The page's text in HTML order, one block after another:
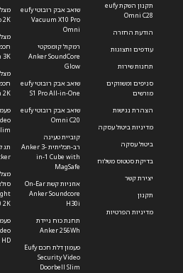
תקנון השקת eufy
Omni C28
הודעת החזרה
עודפים ותצוגות
תחנות שירות
סניפים ומשווקים
מורשים
הצהרת נגישות
מדיניות ביטול עסקה
ביטול עסקה
בדיקת סטטוס משלוח
יצירת קשר
תקנון
מדיניות הפרטיות
שואב אבק רובוטי eufy
Vacuum X10 Pro
Omni
רמקול קומפקטי
Anker SoundCore
Glow
שואב אבק רובוטי eufy
S1 Pro All-in-One
שואב אבק רובוטי eufy
Omni C20
קוביית טעינה
רב-תכליתית Anker 3-
in-1 Cube with
MagSafe
אוזניות קשת On-Ear
Anker Soundcore
H30i
תחנת כוח ניידת
Anker 256Wh
פעמון דלת חכם Eufy
Security Video
Doorbell Slim
2K
3K
2K
2K